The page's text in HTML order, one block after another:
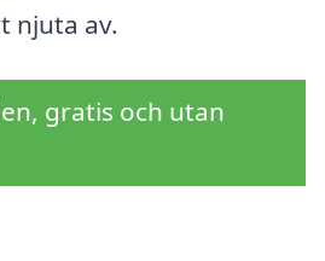
njuta av.
gratis och utan